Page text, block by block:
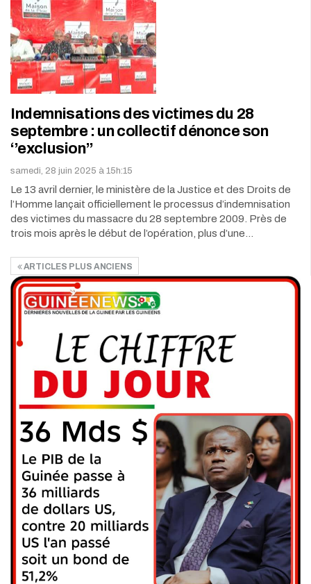
Indemnisations des victimes du 28
septembre : un collectif dénonce son
‘’exclusion’’
samedi, 28 juin 2025 à 15h:15
Le 13 avril dernier, le ministère de la Justice et des Droits de
l’Homme lançait officiellement le processus d’indemnisation
des victimes du massacre du 28 septembre 2009. Près de
trois mois après le début de l’opération, plus d’une…
ARTICLES PLUS ANCIENS